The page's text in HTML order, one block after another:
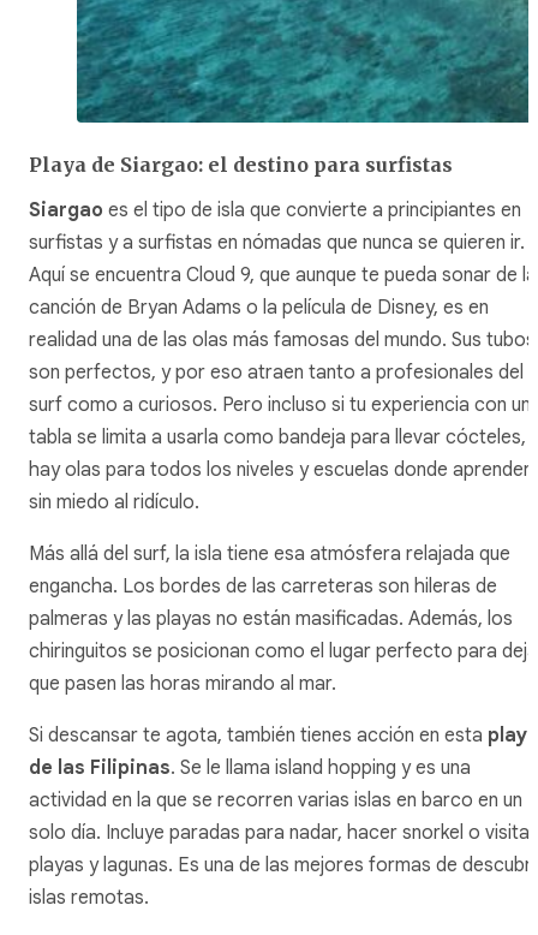
Playa de Siargao: el destino para surfistas
Siargao es el tipo de isla que convierte a principiantes en
surfistas y a surfistas en nómadas que nunca se quieren ir.
Aquí se encuentra Cloud 9, que aunque te pueda sonar de la
canción de Bryan Adams o la película de Disney, es en
realidad una de las olas más famosas del mundo. Sus tubos
son perfectos, y por eso atraen tanto a profesionales del
surf como a curiosos. Pero incluso si tu experiencia con
tabla se limita a usarla como bandeja para llevar cócteles,
hay olas para todos los niveles y escuelas donde aprender
sin miedo al ridículo.
Más allá del surf, la isla tiene esa atmósfera relajada que
engancha. Los bordes de las carreteras son hileras de
palmeras y las playas no están masificadas. Además, los
chiringuitos se posicionan como el lugar perfecto para
que pasen las horas mirando al mar.
Si descansar te agota, también tienes acción en esta playa
de las Filipinas. Se le llama island hopping y es una
actividad en la que se recorren varias islas en barco en un
solo día. Incluye paradas para nadar, hacer snorkel o visitar
playas y lagunas. Es una de las mejores formas de
islas remotas.